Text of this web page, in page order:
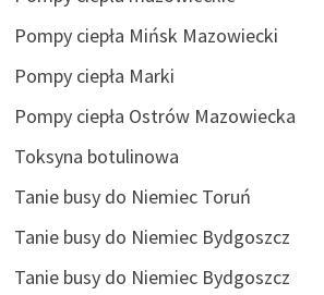
Pompy ciepła Mińsk Mazowiecki
Pompy ciepła Marki
Pompy ciepła Ostrów Mazowiecka
Toksyna botulinowa
Tanie busy do Niemiec Toruń
Tanie busy do Niemiec Bydgoszcz
Tanie busy do Niemiec Bydgoszcz